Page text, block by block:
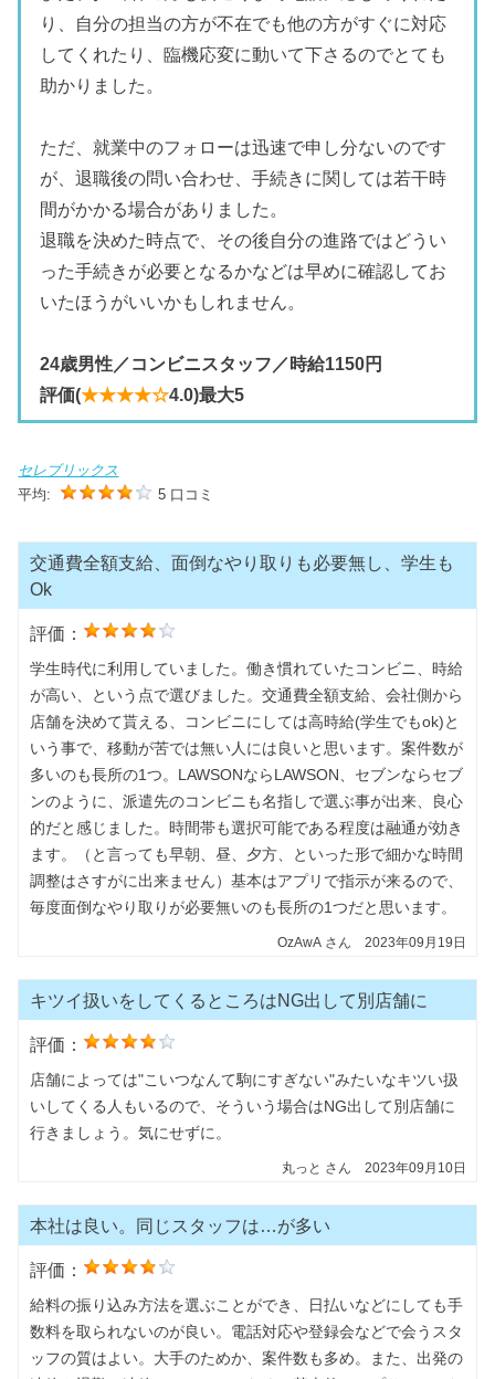
り、自分の担当の方が不在でも他の方がすぐに対応
してくれたり、臨機応変に動いて下さるのでとても
助かりました。
ただ、就業中のフォローは迅速で申し分ないのです
が、退職後の問い合わせ、手続きに関しては若干時
間がかかる場合がありました。
退職を決めた時点で、その後自分の進路ではどうい
った手続きが必要となるかなどは早めに確認してお
いたほうがいいかもしれません。
24歳男性／コンビニスタッフ／時給1150円
評価(★★★★☆4.0)最大5
セレブリックス
平均:
5 口コミ
交通費全額支給、面倒なやり取りも必要無し、学生も
Ok
評価：
学生時代に利用していました。働き慣れていたコンビニ、時給
が高い、という点で選びました。交通費全額支給、会社側から
店舗を決めて貰える、コンビニにしては高時給(学生でもok)と
いう事で、移動が苦では無い人には良いと思います。案件数が
多いのも長所の1つ。LAWSONならLAWSON、セブンならセブ
ンのように、派遣先のコンビニも名指しで選ぶ事が出来、良心
的だと感じました。時間帯も選択可能である程度は融通が効き
ます。（と言っても早朝、昼、夕方、といった形で細かな時間
調整はさすがに出来ません）基本はアプリで指示が来るので、
毎度面倒なやり取りが必要無いのも長所の1つだと思います。
OzAwA さん2023年09月19日
キツイ扱いをしてくるところはNG出して別店舗に
評価：
店舗によっては"こいつなんて駒にすぎない"みたいなキツい扱
いしてくる人もいるので、そういう場合はNG出して別店舗に
行きましょう。気にせずに。
丸っと さん2023年09月10日
本社は良い。同じスタッフは…が多い
評価：
給料の振り込み方法を選ぶことができ、日払いなどにしても手
数料を取られないのが良い。電話対応や登録会などで会うスタ
ッフの質はよい。大手のためか、案件数も多め。また、出発の